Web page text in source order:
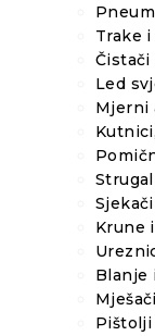
Trake
Čistači
Led
Mjerni
Krune
Blanje
Mješači
Pištolji